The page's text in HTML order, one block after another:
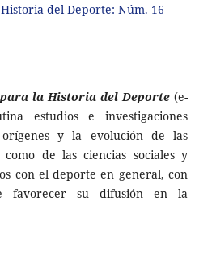
del Deporte: Núm. 16
la Historia del Deporte (e-
estudios e investigaciones
y la evolución de las
como de las ciencias sociales y
con el deporte en general, con
favorecer su difusión en la